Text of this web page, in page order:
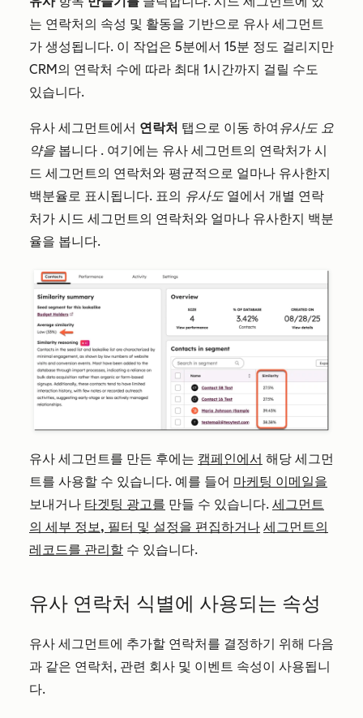
는 연락처의 속성 및 활동을 기반으로 유사 세그먼트
가 생성됩니다. 이 작업은 5분에서 15분 정도 걸리지만
CRM의 연락처 수에 따라 최대 1시간까지 걸릴 수도
있습니다.
유사 세그먼트에서 연락처 탭으로 이동 하여 유사도 요
약을 봅니다 . 여기에는 유사 세그먼트의 연락처가 시
드 세그먼트의 연락처와 평균적으로 얼마나 유사한지
백분율로 표시됩니다. 표의 유사도 열에서 개별 연락
처가 시드 세그먼트의 연락처와 얼마나 유사한지 백분
율을 봅니다.
유사 세그먼트를 만든 후에는 캠페인에서 해당 세그먼
트를 사용할 수 있습니다. 예를 들어 마케팅 이메일을
보내거나 타겟팅 광고를 만들 수 있습니다. 세그먼트
의 세부 정보, 필터 및 설정을 편집하거나 세그먼트의
레코드를 관리할 수 있습니다.
유사 연락처 식별에 사용되는 속성
유사 세그먼트에 추가할 연락처를 결정하기 위해 다음
과 같은 연락처, 관련 회사 및 이벤트 속성이 사용됩니
다.